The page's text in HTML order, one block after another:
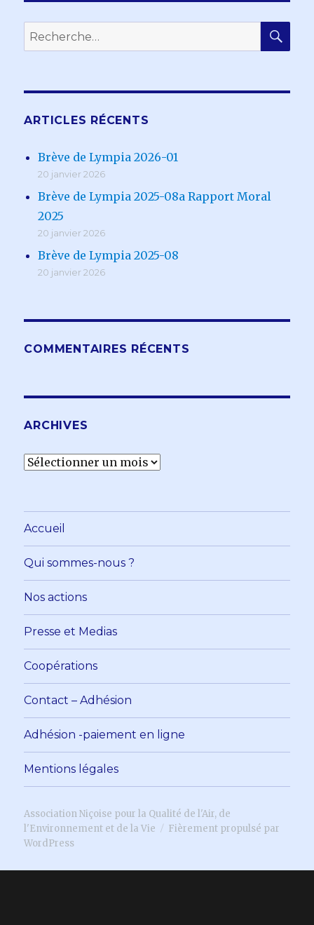
Recherche
pour :
ARTICLES RÉCENTS
Brève de Lympia 2026-01
20 janvier 2026
Brève de Lympia 2025-08a Rapport Moral
2025
20 janvier 2026
Brève de Lympia 2025-08
20 janvier 2026
COMMENTAIRES RÉCENTS
ARCHIVES
Archives
Accueil
Qui sommes-nous ?
Nos actions
Presse et Medias
Coopérations
Contact – Adhésion
Adhésion -paiement en ligne
Mentions légales
Association Niçoise pour la Qualité de l'Air, de
l'Environnement et de la Vie
Fièrement propulsé par
WordPress